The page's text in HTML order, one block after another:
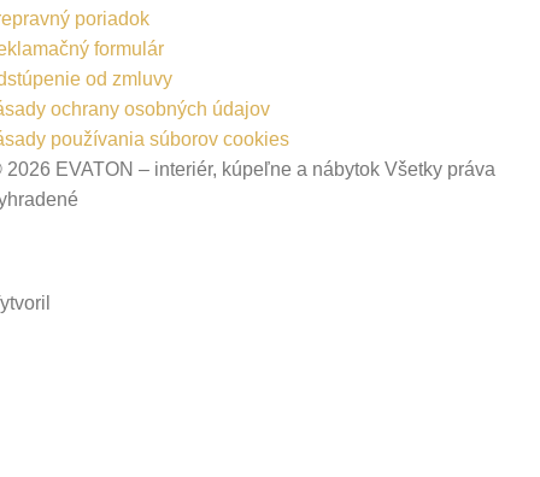
poriadok
formulár
od zmluvy
ochrany osobných údajov
používania súborov cookies
2026 EVATON – interiér, kúpeľne a nábytok Všetky práva